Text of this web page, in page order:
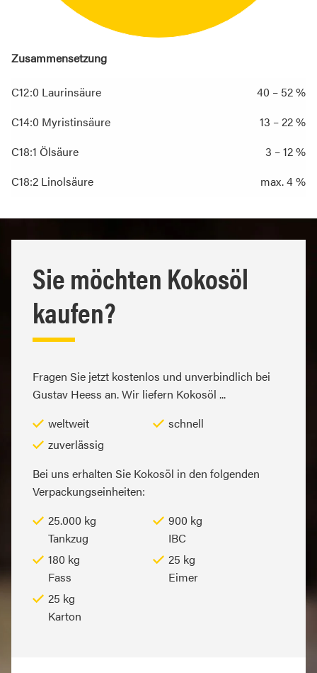
Zusammensetzung
C12:0 Laurinsäure
40 – 52 %
C14:0 Myristinsäure
13 – 22 %
C18:1 Ölsäure
3 – 12 %
C18:2 Linolsäure
max. 4 %
Sie möchten Kokosöl
kaufen?
Fragen Sie jetzt kostenlos und unverbindlich bei
Gustav Heess an. Wir liefern Kokosöl ...
weltweit
schnell
zuverlässig
Bei uns erhalten Sie Kokosöl in den folgenden
Verpackungseinheiten:
25.000 kg
Tankzug
900 kg
IBC
180 kg
Fass
25 kg
Eimer
25 kg
Karton